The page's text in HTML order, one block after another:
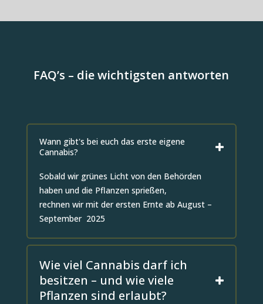
FAQ’s – die wichtigsten antworten
Wann gibt's bei euch das erste eigene
Cannabis?
Sobald wir grünes Licht von den Behörden
haben und die Pflanzen sprießen,
rechnen wir mit der ersten Ernte ab August –
September 2025
Wie viel Cannabis darf ich
besitzen – und wie viele
Pflanzen sind erlaubt?